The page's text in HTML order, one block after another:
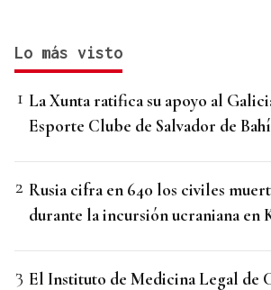
Lo más visto
La Xunta ratifica su apoyo al
Esporte Clube de Salvador de
Rusia cifra en 640 los civiles
durante la incursión ucraniana en
El Instituto de Medicina Legal de